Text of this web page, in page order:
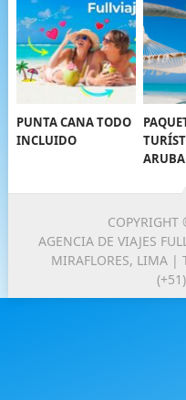
PUNTA CANA TODO
INCLUIDO
ARUBA
AGENCIA DE VIAJES
MIRAFLORES, LIMA |